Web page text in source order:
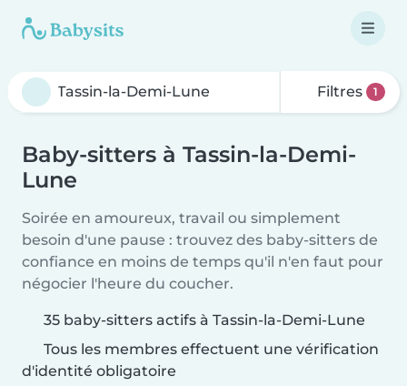
Filtres 1
Baby-sitters à Tassin-la-Demi-
Lune
Soirée en amoureux, travail ou simplement
besoin d'une pause : trouvez des baby-sitters de
confiance en moins de temps qu'il n'en faut pour
négocier l'heure du coucher.
35 baby-sitters actifs à Tassin-la-Demi-Lune
Tous les membres effectuent une vérification
d'identité obligatoire